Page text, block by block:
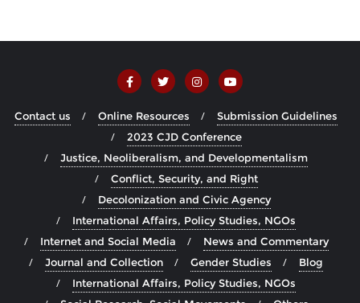
Contact us Online Resources
Submission Guidelines
2023 CJD Conference
Justice, Neoliberalism, and Developmentalism
Conflict, Security, and Right
Decolonization and Civic Agency
International Affairs, Policy Studies, NGOs
Internet and Social Media
News and Commentary
Journal and Collection
Gender Studies
Blog
International Affairs, Policy Studies, NGOs